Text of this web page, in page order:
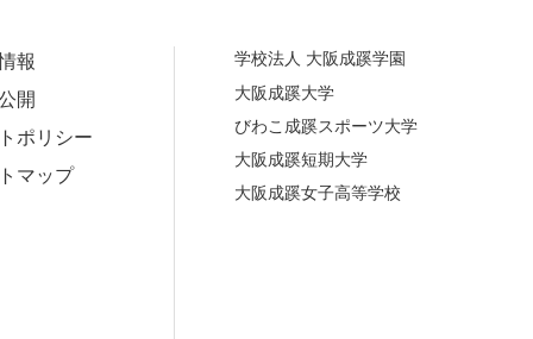
報
開
ポリシー
マップ
学校法人 大阪成蹊学園
大阪成蹊大学
びわこ成蹊スポーツ大学
大阪成蹊短期大学
大阪成蹊女子高等学校